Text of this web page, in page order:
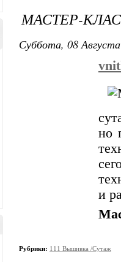
МАСТЕР-
Суббота, 08
но
и
Рубрики: 111 Вышивка /Сутаж